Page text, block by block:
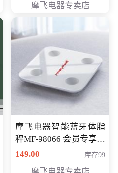
摩飞电器专卖店
摩飞电器智能蓝牙体脂
秤MF-98066 会员专享价
98元
149.00 库存99